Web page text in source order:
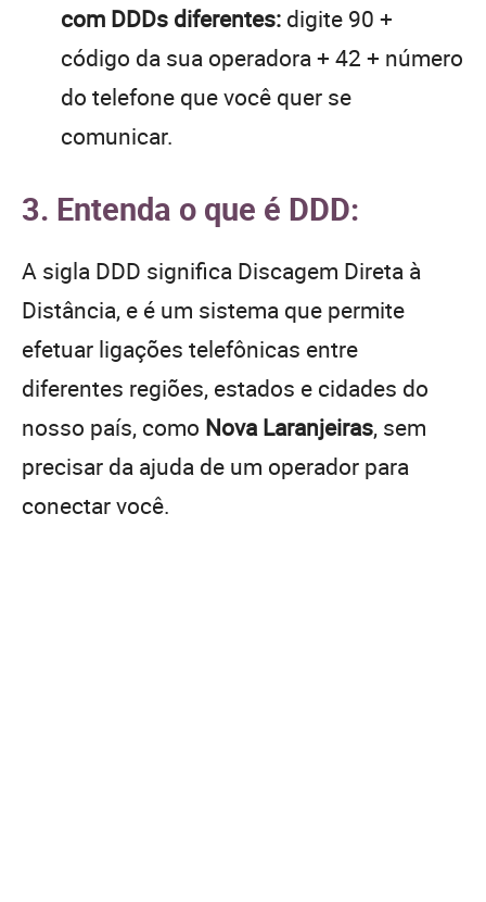
com DDDs diferentes: digite 90 +
código da sua operadora + 42 + número
do telefone que você quer se
comunicar.
3. Entenda o que é DDD:
A sigla DDD significa Discagem Direta à
Distância, e é um sistema que permite
efetuar ligações telefônicas entre
diferentes regiões, estados e cidades do
nosso país, como Nova Laranjeiras, sem
precisar da ajuda de um operador para
conectar você.